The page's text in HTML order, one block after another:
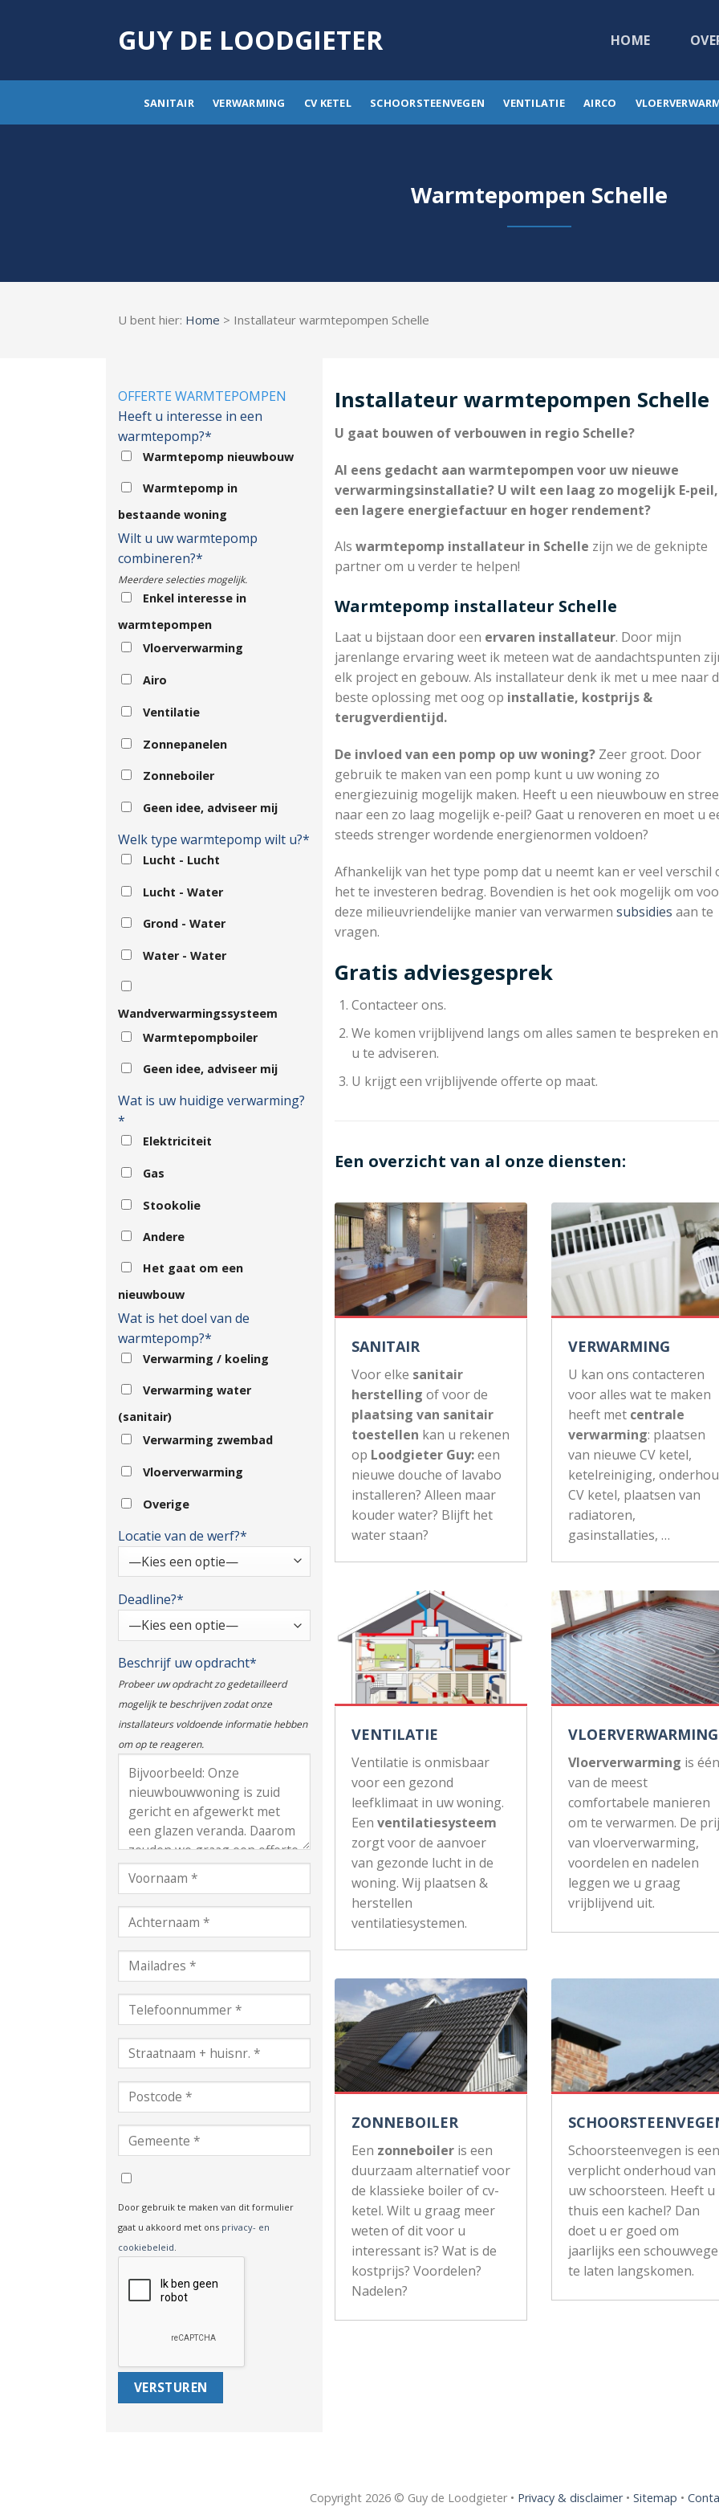
GUY DE LOODGIETER HOME
SANITAIR VERWARMING CV KETEL SCHOORSTEENVEGEN VENTILATIE AIRCO
Warmtepompen Schelle
U bent hier: Home > Installateur warmtepompen Schelle
OFFERTE WARMTEPOMPEN
Heeft u interesse in een
warmtepomp?*
Warmtepomp nieuwbouw
Warmtepomp in
bestaande woning
Wilt u uw warmtepomp
combineren?*
Meerdere selecties mogelijk.
Enkel interesse in
warmtepompen
Vloerverwarming
Airo
Ventilatie
Zonnepanelen
Zonneboiler
Geen idee, adviseer mij
Welk type warmtepomp wilt u?*
Lucht - Lucht
Lucht - Water
Grond - Water
Water - Water
Wandverwarmingssysteem
Warmtepompboiler
Geen idee, adviseer mij
Wat is uw huidige verwarming?
*
Elektriciteit
Gas
Stookolie
Andere
Het gaat om een
nieuwbouw
Wat is het doel van de
warmtepomp?*
Verwarming / koeling
Verwarming water
(sanitair)
Verwarming zwembad
Vloerverwarming
Overige
Locatie van de werf?*
Deadline?*
Beschrijf uw opdracht*
Probeer uw opdracht zo gedetailleerd
mogelijk te beschrijven zodat onze
installateurs voldoende informatie hebben
om op te reageren.
Door gebruik te maken van dit formulier
gaat u akkoord met ons privacy- en
cookiebeleid
Installateur warmtepompen Schelle
U gaat bouwen of verbouwen in regio Schelle?
Al eens gedacht aan warmtepompen voor uw nieuwe
verwarmingsinstallatie? U wilt een laag zo mogelijk E-peil,
een lagere energiefactuur en hoger rendement?
Als warmtepomp installateur in Schelle zijn we de geknipte
partner om u verder te helpen!
Warmtepomp installateur Schelle
Laat u bijstaan door een ervaren installateur. Door mijn
jarenlange ervaring weet ik meteen wat de aandachtspunten
elk project en gebouw. Als installateur denk ik met u mee naar
beste oplossing met oog op installatie, kostprijs &
terugverdientijd.
De invloed van een pomp op uw woning? Zeer groot. Door
gebruik te maken van een pomp kunt u uw woning zo
energiezuinig mogelijk maken. Heeft u een nieuwbouw en
naar een zo laag mogelijk e-peil? Gaat u renoveren en moet u
steeds strenger wordende energienormen voldoen?
Afhankelijk van het type pomp dat u neemt kan er veel verschil
het te investeren bedrag. Bovendien is het ook mogelijk om
deze milieuvriendelijke manier van verwarmen subsidies aan te
vragen.
Gratis adviesgesprek
Contacteer ons.
We komen vrijblijvend langs om alles samen te bespreken
u te adviseren.
U krijgt een vrijblijvende offerte op maat.
Een overzicht van al onze diensten:
SANITAIR
Voor elke sanitair
herstelling of voor de
plaatsing van sanitair
toestellen kan u rekenen
op Loodgieter Guy:een
nieuwe douche of lavabo
installeren? Alleen maar
kouder water? Blijft het
water staan?
VERWARMING
U kan ons contacteren
voor alles wat te maken
heeft met centrale
verwarming: plaatsen
van nieuwe CV ketel,
ketelreiniging,
CV ketel, plaatsen van
radiatoren,
gasinstallaties, …
VENTILATIE
Ventilatie is onmisbaar
voor een gezond
leefklimaat in uw woning.
Een ventilatiesysteem
zorgt voor de aanvoer
van gezonde lucht in de
woning. Wij plaatsen &
herstellen
ventilatiesystemen.
VLOERVERWARMING
Vloerverwarming is één
van de meest
comfortabele manieren
om te verwarmen. De
van vloerverwarming,
voordelen en nadelen
leggen we u graag
vrijblijvend uit.
ZONNEBOILER
Een zonneboiler is een
duurzaam alternatief voor
de klassieke boiler of cv-
ketel. Wilt u graag meer
weten of dit voor u
interessant is? Wat is de
kostprijs? Voordelen?
Nadelen?
Schoorsteenvegen is een
verplicht onderhoud van
uw schoorsteen. Heeft u
thuis een kachel? Dan
doet u er goed om
jaarlijks een
te laten langskomen.
Copyright 2026 © Guy de Loodgieter • Privacy & disclaimer• Sitemap •